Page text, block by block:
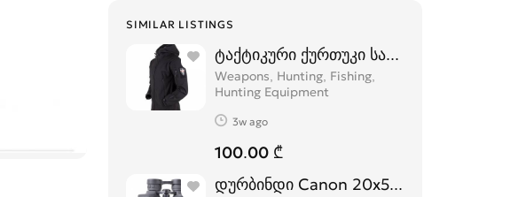
SIMILAR LISTINGS
ტაქტიკური ქურთუკი სამხედრო კურტკა
Weapons, Hunting, Fishing,
Hunting Equipment
3w ago
100.00 ₾
დურბინდი Canon 20x50 დურბინდები